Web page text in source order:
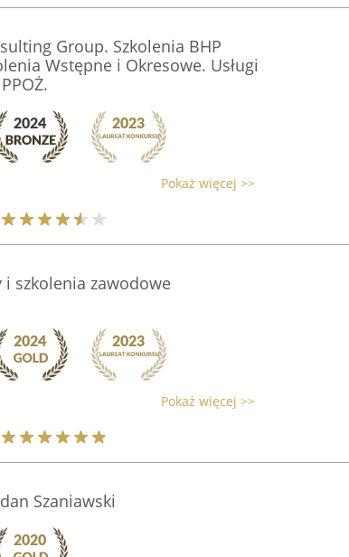
Group. Szkolenia BHP
Wstępne i Okresowe. Usługi
Pokaż więcej >>
i szkolenia zawodowe
Pokaż więcej >>
Szaniawski